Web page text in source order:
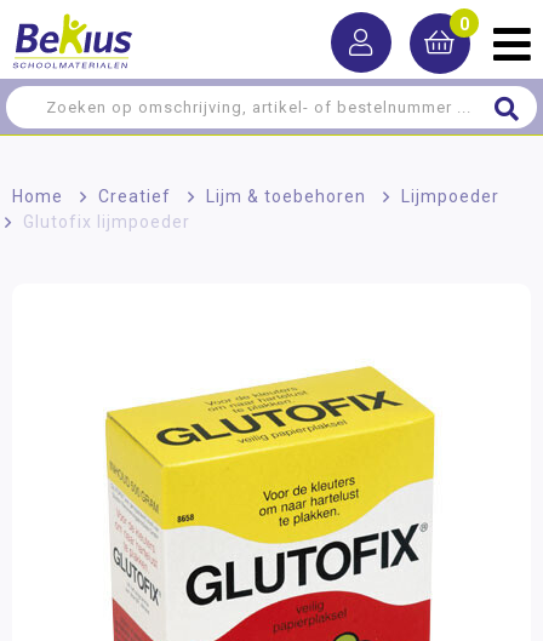
0
Home > Creatief > Lijm & toebehoren > Lijmpoeder
Glutofix lijmpoeder